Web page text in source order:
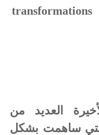
transformations
العديد من
التي ساهمت بشكل